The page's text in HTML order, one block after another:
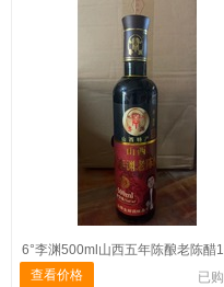
6°李渊500ml山西五年陈酿老陈醋
查看价格
已